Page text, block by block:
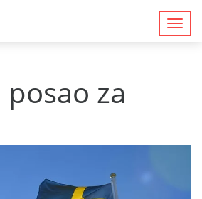
posao za